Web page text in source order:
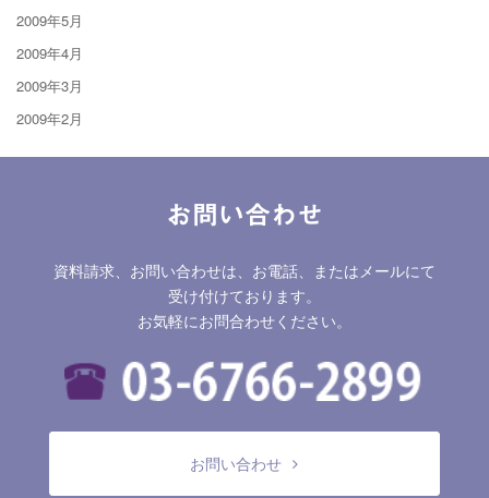
2009年5月
2009年4月
2009年3月
2009年2月
お問い合わせ
資料請求、お問い合わせは、お電話、またはメールにて
受け付けております。
お気軽にお問合わせください。
お問い合わせ